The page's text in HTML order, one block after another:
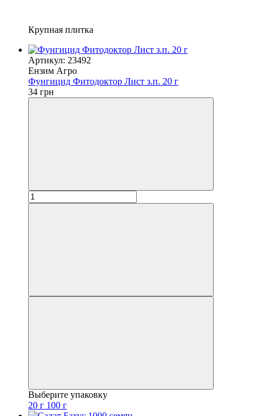
Крупная плитка
Артикул: 23492
Ензим Агро
Фунгицид Фитодоктор Лист з.п. 20 г
34 грн
Выберите упаковку
20 г 100 г